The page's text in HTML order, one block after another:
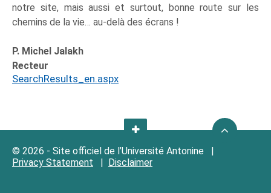
notre site, mais aussi et surtout, bonne route sur les
chemins de la vie… au-delà des écrans !
P. Michel Jalakh
Recteur
SearchResults_en.aspx
© 2026 - Site officiel de l’Université Antonine |
Privacy Statement | Disclaimer